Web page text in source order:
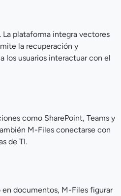
La plataforma integra vectores
la recuperación y
los usuarios interactuar con el
como SharePoint, Teams y
M-Files conectarse con
de TI.
documentos, M-Files figurar